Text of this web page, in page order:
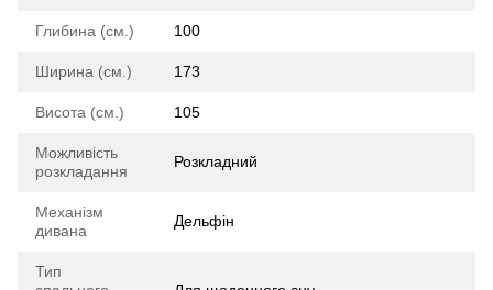
Глибина (см.) 100
Ширина (см.) 173
Висота (см.) 105
Можливість
розкладання
Розкладний
Механізм
дивана
Дельфін
Тип